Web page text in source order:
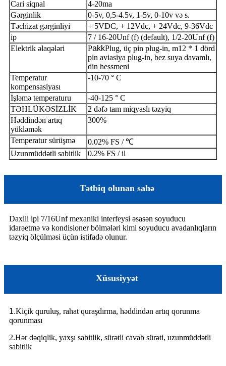
Cari siqnal
4-20ma
Gərginlik
0-5v, 0,5-4.5v, 1-5v, 0-10v və s.
Təchizat gərginliyi
+ 5VDC, + 12Vdc, + 24Vdc, 9-36Vdc
ip
7 / 16-20Unf (f) (default), 1/2-20Unf (f)
Elektrik əlaqələri
PakkPlug, üç pin plug-in, m12 * 1 dörd
pin aviasiya plug-in, bez suya davamlı,
din hessmeni
Temperatur
kompensasiyası
-10-70 ° C
İşləmə temperaturu
-40-125 ° C
TƏHLÜKƏSİZLİK
2 dəfə tam miqyaslı təzyiq
Həddindən artıq
yükləmək
300%
Temperatur sürüşmə
0.02% FS / ℃
Uzunmüddətli sabitlik
0.2% FS / il
Tətbiq olunan sahə
Daxili ipi 7/16Unf mexaniki interfeysi əsasən soyuducu
idarəetmə və kondisioner bölmələri kimi soyuducu avadanlıqların
təzyiq ölçülməsi üçün istifadə olunur.
Xüsusiyyət
1.Kiçik quruluş, rahat quraşdırma, həddindən artıq qorunma
qorunması
2.Hər dəqiqlik, yaxşı sabitlik, sürətli cavab sürəti, uzunmüddətli
sabitlik